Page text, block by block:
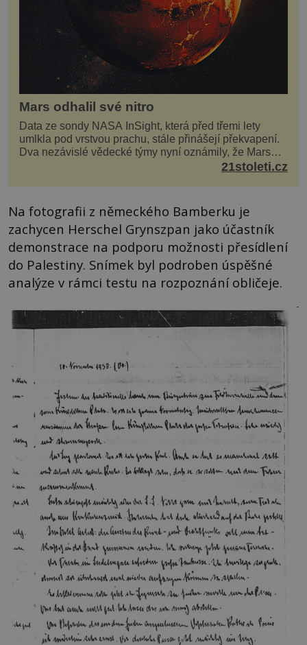
Mars odhalil své nitro
Data ze sondy NASA InSight, která před třemi lety
umlkla pod vrstvou prachu, stále přinášejí překvapení.
Dva nezávislé vědecké týmy nyní oznámily, že Mars
má nejen plášť plný trosek z dávných impaktů,...21stoleti.cz
Na fotografii z německého Bamberku je
zachycen Herschel Grynszpan jako účastník
demonstrace na podporu možnosti přesídlení
do Palestiny. Snímek byl podroben úspěšné
analýze v rámci testu na rozpoznání obličeje.